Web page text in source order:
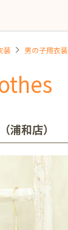
装 男の子用衣装
浦和店）